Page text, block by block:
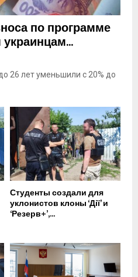
по программе
26 лет уменьшили с 20% до
Студенты создали для
уклонистов клоны ‘Дії’ и
‘Резерв+’,...